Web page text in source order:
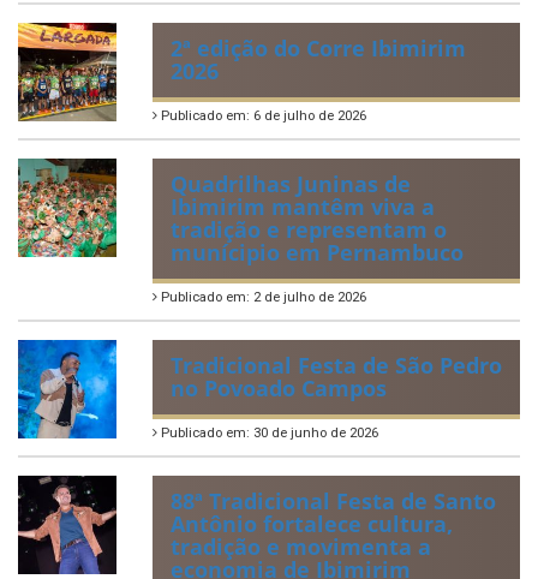
IBIPREV realiza entrega dos
Certificados de Honra ao
Mérito aos servidores
municipais
Publicado em: 20 de julho de 2026
2ª edição do Corre Ibimirim
2026
Quadrilhas Juninas de
Ibimirim mantêm viva a
tradição e representam o
munícipio em Pernambuco
Publicado em: 2 de julho de 2026